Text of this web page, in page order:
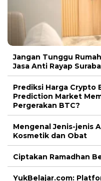
Jangan Tunggu
Jasa Anti Rayap
Prediksi Harga Crypto
Prediction Market
Pergerakan BTC?
Mengenal Jenis-jenis
Kosmetik dan Obat
Ciptakan Ramadhan
YukBelajar.com: